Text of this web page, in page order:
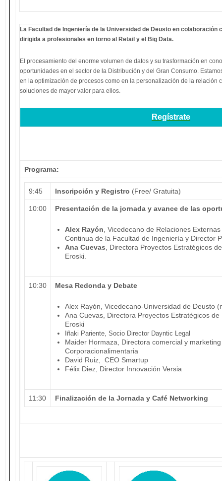
La Facultad de Ingeniería de la Universidad de Deusto en colaboración
dirigida a profesionales en torno al Retail y el Big Data.
El procesamiento del enorme volumen de datos y su trasformación en
oportunidades en el sector de la Distribución y del Gran Consumo.
en la optimización de procesos como en la personalización de la relación
soluciones de mayor valor para ellos.
Regístrate
Programa:
9:45 Inscripción y Registro (Free/ Gratuita)
10:00 Presentación de la jornada y avance de las
Alex Rayón , Vicedecano de Relaciones
Continua de la Facultad de Ingeniería y Director
Ana Cuevas , Directora Proyectos Estratégicos
Eroski.
10:30 Mesa Redonda y Debate
Alex Rayón, Vicedecano-Universidad de Deusto
Ana Cuevas, Directora Proyectos Estratégicos
Eroski
Iñaki Pariente, Socio Director Dayntic Legal
Maider Hormaza, Directora comercial y
Corporacionalimentaria
David Ruiz, CEO Smartup
Félix Diez, Director Innovación Versia
11:30 Finalización de la Jornada y Café Networking